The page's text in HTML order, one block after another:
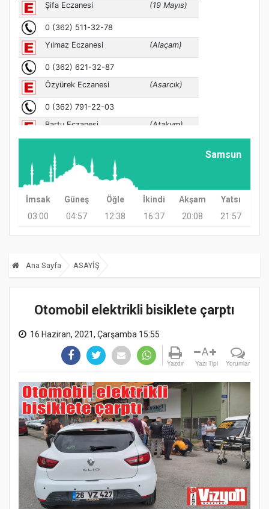
Samsun
İmsak Güneş Öğle İkindi Akşam
Yatsı
03:00
04:57 12:38 16:37 20:08 21:57
Ana Sayfa ASAYİŞ
Otomobil elektrikli bisiklete çarptı
16 Haziran, 2021, Çarşamba 15:55
Yazdır
A
Yazı Tipi Yorumlar